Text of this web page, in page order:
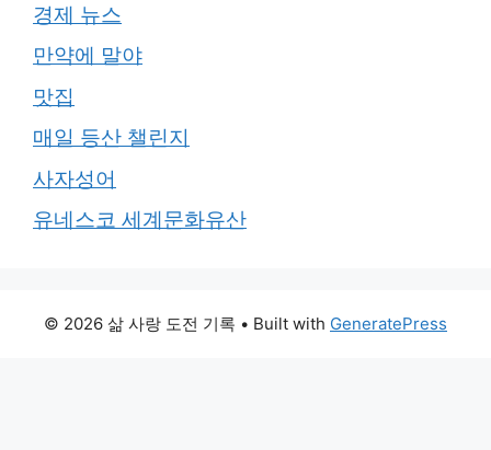
경제 뉴스
만약에 말야
맛집
매일 등산 챌린지
사자성어
유네스코 세계문화유산
© 2026 삶 사랑 도전 기록 • Built with GeneratePress